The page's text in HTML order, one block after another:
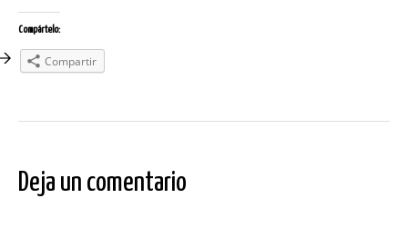
Compártelo:
Compartir
Deja un comentario